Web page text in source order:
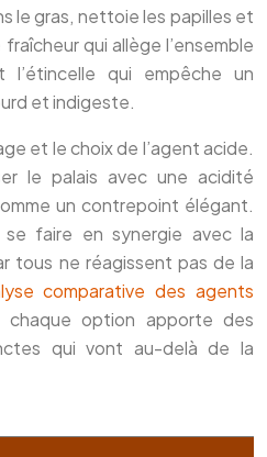
le gras, nettoie les papilles et
qui allège l’ensemble
l’étincelle qui empêche un
et indigeste.
et le choix de l’agent acide.
le palais avec une acidité
un contrepoint élégant.
faire en synergie avec la
tous ne réagissent pas de la
comparative des agents
chaque option apporte des
qui vont au-delà de la